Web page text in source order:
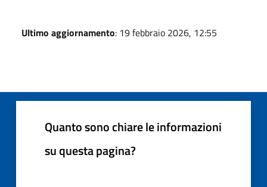
Ultimo aggiornamento: 19 febbraio 2026, 12:55
Quanto sono chiare le informazioni
su questa pagina?